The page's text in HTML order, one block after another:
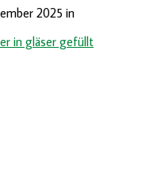
2025 in